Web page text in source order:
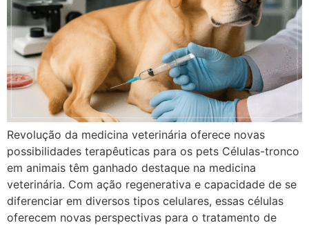
Revolução da medicina veterinária oferece novas
possibilidades terapêuticas para os pets Células-tronco
em animais têm ganhado destaque na medicina
veterinária. Com ação regenerativa e capacidade de se
diferenciar em diversos tipos celulares, essas células
oferecem novas perspectivas para o tratamento de